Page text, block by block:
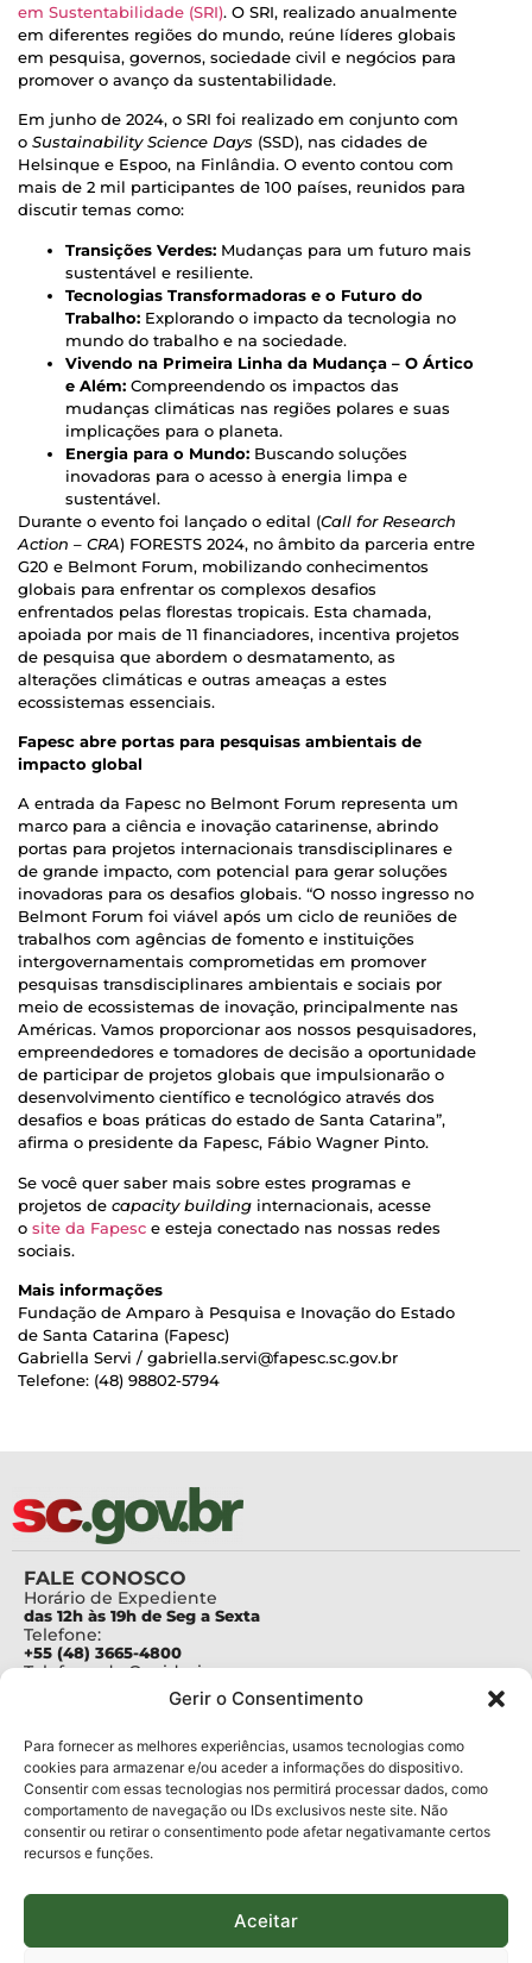
Gerir o Consentimento
Para fornecer as melhores experiências, usamos tecnologias como
cookies para armazenar e/ou aceder a informações do dispositivo.
Consentir com essas tecnologias nos permitirá processar dados, como
comportamento de navegação ou IDs exclusivos neste site. Não
consentir ou retirar o consentimento pode afetar negativamante certos
recursos e funções.
Aceitar
em Sustentabilidade (SRI). O SRI, realizado anualmente
em diferentes regiões do mundo, reúne líderes globais
em pesquisa, governos, sociedade civil e negócios para
promover o avanço da sustentabilidade.
Em junho de 2024, o SRI foi realizado em conjunto com
o Sustainability Science Days (SSD), nas cidades de
Helsinque e Espoo, na Finlândia. O evento contou com
mais de 2 mil participantes de 100 países, reunidos para
discutir temas como:
Transições Verdes: Mudanças para um futuro mais
sustentável e resiliente.
Tecnologias Transformadoras e o Futuro do
Trabalho: Explorando o impacto da tecnologia no
mundo do trabalho e na sociedade.
Vivendo na Primeira Linha da Mudança – O Ártico
e Além: Compreendendo os impactos das
mudanças climáticas nas regiões polares e suas
implicações para o planeta.
Energia para o Mundo: Buscando soluções
inovadoras para o acesso à energia limpa e
sustentável.
Durante o evento foi lançado o edital (Call for Research
Action – CRA) FORESTS 2024, no âmbito da parceria entre
G20 e Belmont Forum, mobilizando conhecimentos
globais para enfrentar os complexos desafios
enfrentados pelas florestas tropicais. Esta chamada,
apoiada por mais de 11 financiadores, incentiva projetos
de pesquisa que abordem o desmatamento, as
alterações climáticas e outras ameaças a estes
ecossistemas essenciais.
Fapesc abre portas para pesquisas ambientais de
impacto global
A entrada da Fapesc no Belmont Forum representa um
marco para a ciência e inovação catarinense, abrindo
portas para projetos internacionais transdisciplinares e
de grande impacto, com potencial para gerar soluções
inovadoras para os desafios globais. “O nosso ingresso no
Belmont Forum foi viável após um ciclo de reuniões de
trabalhos com agências de fomento e instituições
intergovernamentais comprometidas em promover
pesquisas transdisciplinares ambientais e sociais por
meio de ecossistemas de inovação, principalmente nas
Américas. Vamos proporcionar aos nossos pesquisadores,
empreendedores e tomadores de decisão a oportunidade
de participar de projetos globais que impulsionarão o
desenvolvimento científico e tecnológico através dos
desafios e boas práticas do estado de Santa Catarina”,
afirma o presidente da Fapesc, Fábio Wagner Pinto.
Se você quer saber mais sobre estes programas e
projetos de capacity building internacionais, acesse
o site da Fapesc e esteja conectado nas nossas redes
sociais.
Mais informações
Fundação de Amparo à Pesquisa e Inovação do Estado
de Santa Catarina (Fapesc)
Gabriella Servi / gabriella.servi@fapesc.sc.gov.br
Telefone: (48) 98802-5794
FALE CONOSCO
Horário de Expediente
das 12h às 19h de Seg a Sexta
Telefone:
+55 (48) 3665-4800
Telefone da Ouvidoria
Para assuntos relacionados à Pesquisa
pesquisa@fapesc.sc.gov.br
Para assuntos relacionados à Inovação
inovacao@fapesc.sc.gov.br
Para assuntos relacionados à Bolsas
bolsas@fapesc.sc.gov.br
Para assuntos relacionados à Prestação de Contas
Para assuntos relacionados à Plataforma
plataforma@fapesc.sc.gov.br
Jair Artur da Silva dpo@fapesc.sc.gov.br 3665-4831